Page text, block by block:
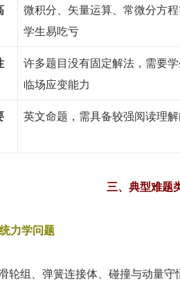
微积分、矢量运算、常微分方
学生易吃亏
许多题目没有固定解法，需要
临场应变能力
英文命题，需具备较强阅读理
三、典型难题
力学问题
轮组、弹簧连接体、碰撞与动量守